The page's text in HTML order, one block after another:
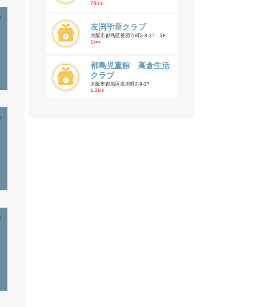
764m
友渕学童クラブ
大阪市都島区善源寺町2-8-17 3F
1km
都島児童館 高倉生活
クラブ
大阪市都島区友渕町2-9-27
1.2km